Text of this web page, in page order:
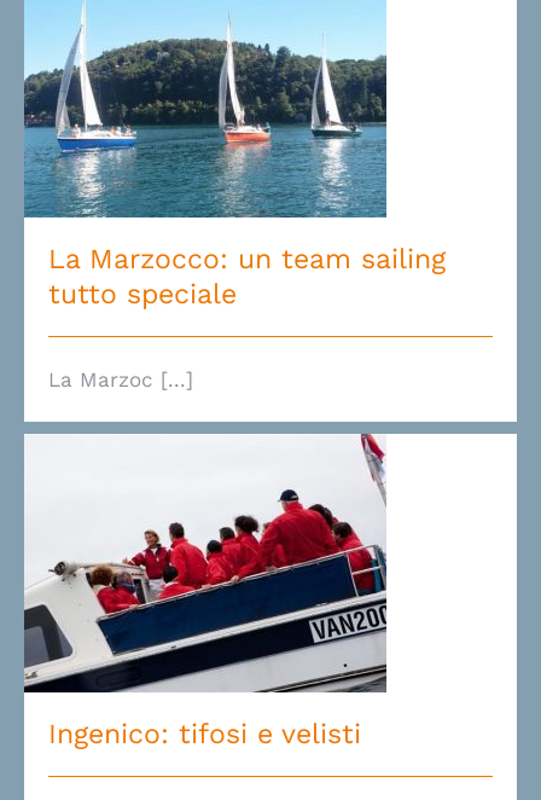
La Marzocco: un team sailing
tutto speciale
La Marzocco: un team sailing
tutto speciale
La Marzoc [...]
Ingenico: tifosi e velisti
Ingenico: tifosi e velisti